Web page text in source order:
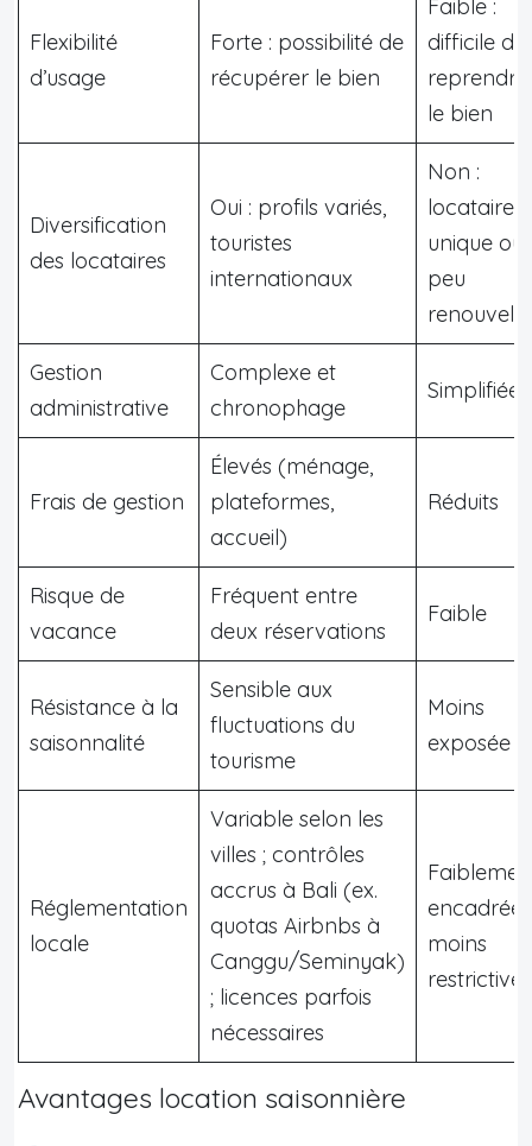
Flexibilité
d’usage
Forte : possibilité de
récupérer le bien
Faible :
difficile de
reprendre
le bien
Diversification
des locataires
Oui : profils variés,
touristes
internationaux
Non :
locataire
unique ou
peu
renouvelé
Gestion
administrative
Complexe et
chronophage
Simplifiée
Frais de gestion
Élevés (ménage,
plateformes,
accueil)
Réduits
Risque de
vacance
Fréquent entre
deux réservations
Faible
Résistance à la
saisonnalité
Sensible aux
fluctuations du
tourisme
Moins
exposée
Réglementation
locale
Variable selon les
villes ; contrôles
accrus à Bali (ex.
quotas Airbnbs à
Canggu/Seminyak)
; licences parfois
nécessaires
encadrée ;
moins
restrictive
Avantages location saisonnière